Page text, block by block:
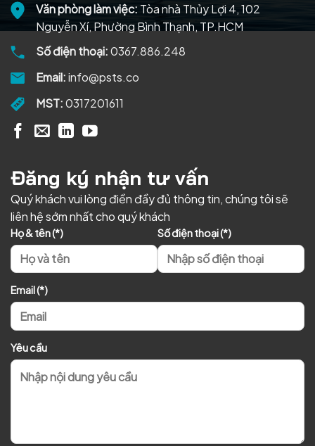
Văn phòng làm việc: Tòa nhà Thủy Lợi 4, 102
Nguyễn Xí, Phường Bình Thạnh, TP.HCM
Số điện thoại:0367.886.248
Email:info@psts.co
MST:0317201611
Đăng ký nhận tư vấn
Quý khách vui lòng điền đầy đủ thông tin, chúng tôi sẽ
liên hệ sớm nhất cho quý khách
Họ & tên (*) Số điện thoại (*)
Email (*)
Yêu cầu